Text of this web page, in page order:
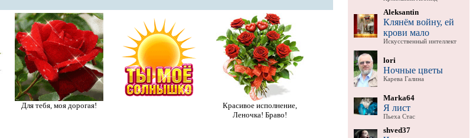
Для тебя, моя дорогая!
Красивое исполнение,
Леночка! Браво!
Aleksantin
Клянём войну, ей
крови мало
Искусственный интеллект
lori
Ночные цветы
Карева Галина
Marka64
Я лист
Пьеха Стас
shved37